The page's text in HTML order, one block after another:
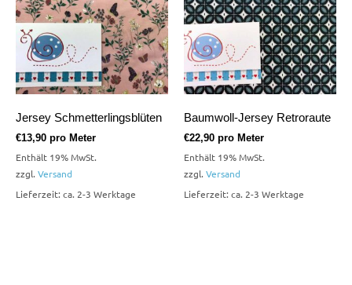
Jersey Schmetterlingsblüten
€13,90 pro Meter
Enthält 19% MwSt.
zzgl. Versand
Lieferzeit: ca. 2-3 Werktage
Baumwoll-Jersey Retroraute
€22,90 pro Meter
Enthält 19% MwSt.
zzgl. Versand
Lieferzeit: ca. 2-3 Werktage